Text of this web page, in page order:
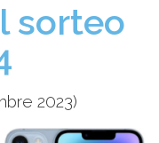
sorteo
2023)